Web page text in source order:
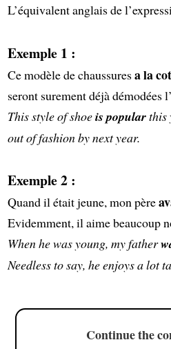
L’équivalent anglais de
Exemple 1 :
Ce modèle de chaussuresa la
seront surement déjà démodées
This style of shoeis popularthis
out of fashion by next year.
Exemple 2 :
Quand il était jeune, mon père
Evidemment, il aime beaucoup
When he was young, my father
Needless to say, he enjoys a lot
Continue the